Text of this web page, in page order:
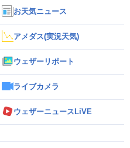
お天気ニュース
アメダス(実況天気)
ウェザーリポート
ライブカメラ
ウェザーニュースLiVE